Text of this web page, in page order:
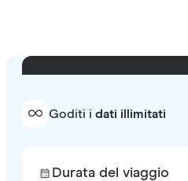
Goditi i dati illimitati
Durata del viaggio